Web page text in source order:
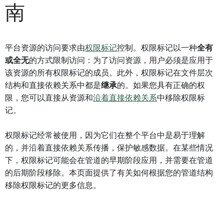
南
平台资源的访问要求由权限标记控制。权限标记以一种全有
或全无的方式限制访问：为了访问资源，用户必须是应用于
该资源的所有权限标记的成员。此外，权限标记在文件层次
结构和直接依赖关系中都是继承的。如果您具有正确的权
限，您可以直接从资源和沿着直接依赖关系中移除权限标
记。
权限标记经常被使用，因为它们在整个平台中是易于理解
的，并沿着直接依赖关系传播，保护敏感数据。在某些情况
下，权限标记可能会在管道的早期阶段应用，并需要在管道
的后期阶段移除。本页面提供了有关如何根据您的管道结构
移除权限标记的更多信息。